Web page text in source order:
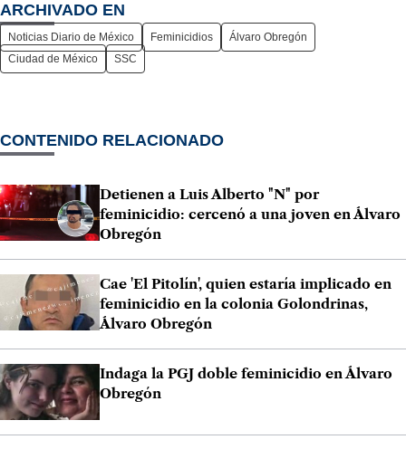
ARCHIVADO EN
Noticias Diario de México Feminicidios
Álvaro Obregón
Ciudad de México
SSC
CONTENIDO RELACIONADO
Detienen a Luis Alberto "N" por
feminicidio: cercenó a una joven en Álvaro
Obregón
Cae 'El Pitolín', quien estaría implicado en
feminicidio en la colonia Golondrinas,
Álvaro Obregón
Indaga la PGJ doble feminicidio en Álvaro
Obregón